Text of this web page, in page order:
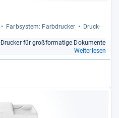
Farb­sys­tem: Farb­dru­cker
Druck­
für groß­for­ma­tige Doku­mente
Weiterlesen